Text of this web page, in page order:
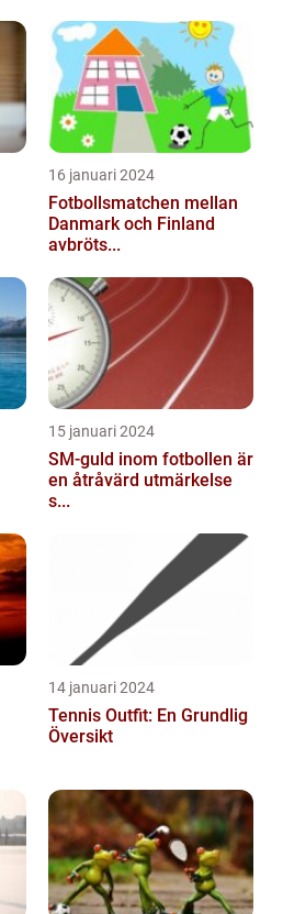
16 januari 2024
Fotbollsmatchen mellan
Danmark och Finland
avbröts...
15 januari 2024
SM-guld inom fotbollen är
en åtråvärd utmärkelse
s...
14 januari 2024
Tennis Outfit: En Grundlig
Översikt